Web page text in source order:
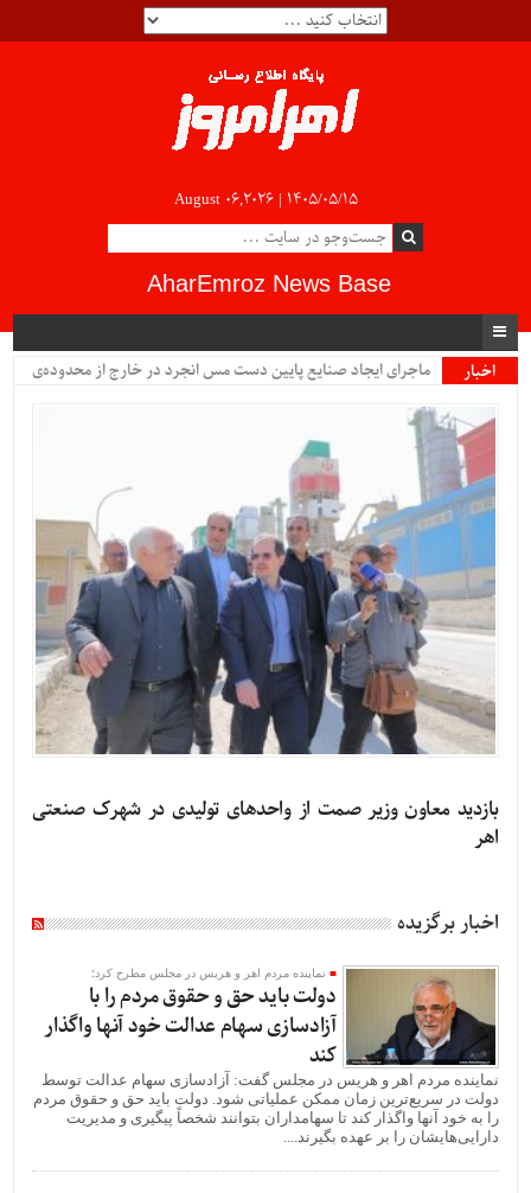
August 06,2026 | ۱۴۰۵/۰۵/۱۵
AharEmroz News Base
اخبار
ماجرای ایجاد صنایع پایین دست مس انجرد در خارج از محدوده‌ی
بازدید معاون وزیر صمت از واحدهای تولیدی در شهرک صنعتی
اهر
اخبار برگزیده
نماینده مردم اهر و هریس در مجلس مطرح کرد؛
دولت باید حق و حقوق مردم را با
آزادسازی سهام عدالت خود آنها واگذار
کند
نماینده مردم اهر و هریس در مجلس گفت: آزادسازی سهام عدالت توسط
دولت در سریع‌ترین زمان ممکن عملیاتی شود. دولت باید حق و حقوق مردم
را به خود آنها واگذار کند تا سهامداران بتوانند شخصاً پیگیری و مدیریت
دارایی‌هایشان را بر عهده بگیرند....